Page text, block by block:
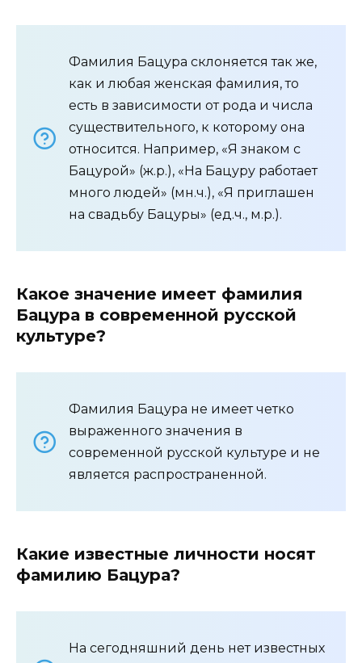
Фамилия Бацура склоняется так же,
как и любая женская фамилия, то
есть в зависимости от рода и числа
существительного, к которому она
относится. Например, «Я знаком с
Бацурой» (ж.р.), «На Бацуру работает
много людей» (мн.ч.), «Я приглашен
на свадьбу Бацуры» (ед.ч., м.р.).
Какое значение имеет фамилия
Бацура в современной русской
культуре?
Фамилия Бацура не имеет четко
выраженного значения в
современной русской культуре и не
является распространенной.
Какие известные личности носят
фамилию Бацура?
На сегодняшний день нет известных